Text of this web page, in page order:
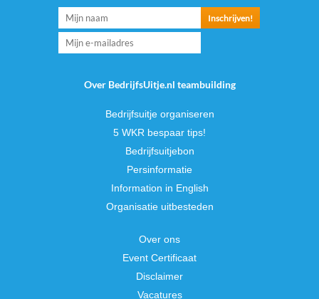
Over BedrijfsUitje.nl teambuilding
Bedrijfsuitje organiseren
5 WKR bespaar tips!
Bedrijfsuitjebon
Persinformatie
Information in English
Organisatie uitbesteden
Over ons
Event Certificaat
Disclaimer
Vacatures